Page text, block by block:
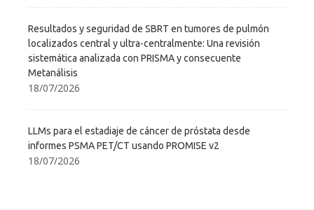
Resultados y seguridad de SBRT en tumores de pulmón
localizados central y ultra-centralmente: Una revisión
sistemática analizada con PRISMA y consecuente
Metanálisis
18/07/2026
LLMs para el estadiaje de cáncer de próstata desde
informes PSMA PET/CT usando PROMISE v2
18/07/2026